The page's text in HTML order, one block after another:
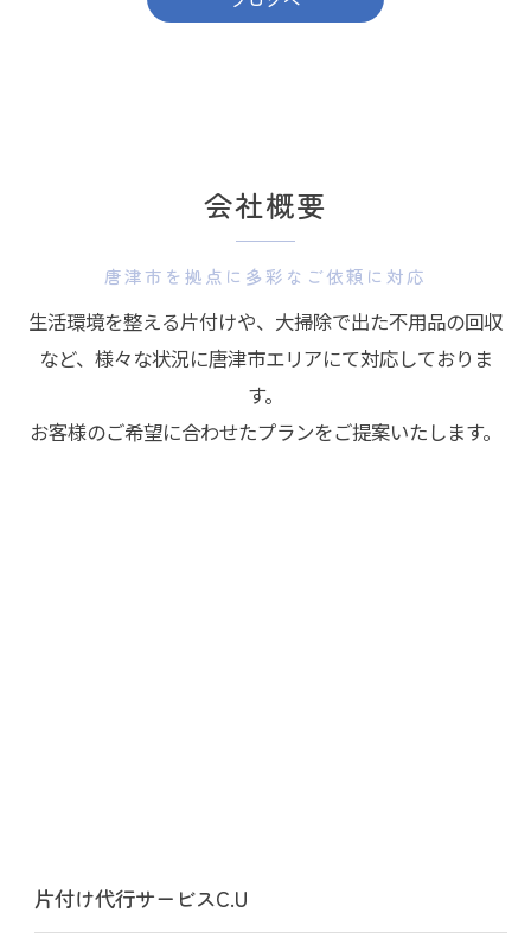
唐津市を拠点に多彩なご依頼に対応
会社概要
生活環境を整える片付けや、大掃除で出た不用品の回収
など、様々な状況に唐津市エリアにて対応しておりま
す。
お客様のご希望に合わせたプランをご提案いたします。
片付け代行サービスC.U